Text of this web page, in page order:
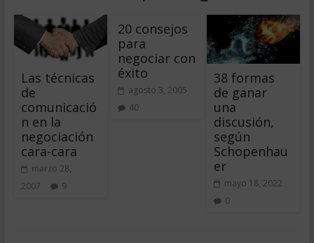
Las técnicas
de
comunicació
n en la
negociación
cara-cara
marzo 28,
2007
9
20 consejos
para
negociar con
éxito
agosto 3, 2005
40
38 formas
de ganar
una
discusión,
según
Schopenhau
er
mayo 18, 2022
0